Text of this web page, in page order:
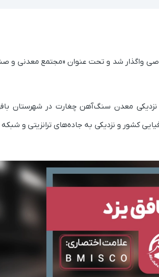
اصل ۴۴ قانون اساسی به بخش خصوصی واگذار شد و تحت عنوان
نزدیکی معدن سنگ‌آهن چغارت در شهرستان
کشور و نزدیکی به جاده‌های ترانزیتی و